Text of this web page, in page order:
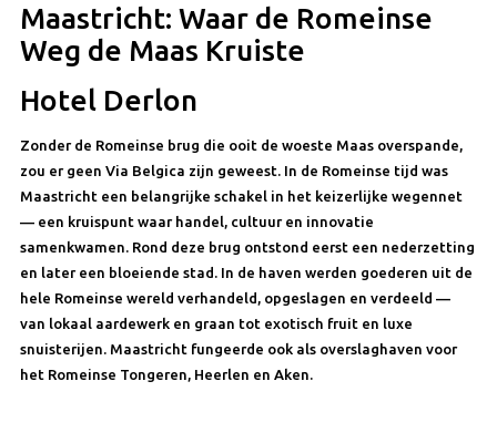
Maastricht: Waar de Romeinse
Weg de Maas Kruiste
Hotel Derlon
Zonder de Romeinse brug die ooit de woeste Maas overspande,
zou er geen Via Belgica zijn geweest. In de Romeinse tijd was
Maastricht een belangrijke schakel in het keizerlijke wegennet
— een kruispunt waar handel, cultuur en innovatie
samenkwamen. Rond deze brug ontstond eerst een nederzetting
en later een bloeiende stad. In de haven werden goederen uit de
hele Romeinse wereld verhandeld, opgeslagen en verdeeld —
van lokaal aardewerk en graan tot exotisch fruit en luxe
snuisterijen. Maastricht fungeerde ook als overslaghaven voor
het Romeinse Tongeren, Heerlen en Aken.